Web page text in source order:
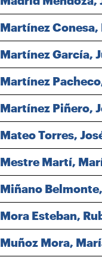
Martínez Conesa,
Martínez García,
Martínez
Martínez Piñero,
Mateo Torres,
Mestre Martí,
Miñano
Mora Esteban,
Muñoz Mora,